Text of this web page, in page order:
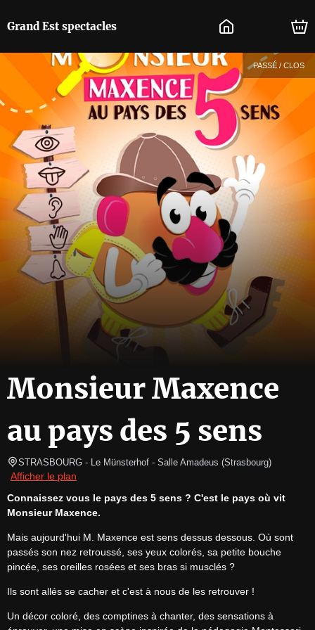
Grand Est spectacles
PASSÉ / CLOS
Monsieur Maxence
au pays des 5 sens
STRASBOURG - Le Münsterhof - Salle Amadeus (Strasbourg)
Afficher le plan
Connaissez vous le pays des 5 sens ? C'est le pays où vit
Monsieur Maxence.
Mais aujourd'hui M. Maxence est sens dessus dessous. Où sont
passés son nez retroussé, ses yeux colorés, sa petite bouche
pincée, ses oreilles rosées et ses bras si musclés ?
Ils sont allés se cacher et c'est à nous de les retrouver !
Un décor coloré, des comptines à chanter, des sensations à